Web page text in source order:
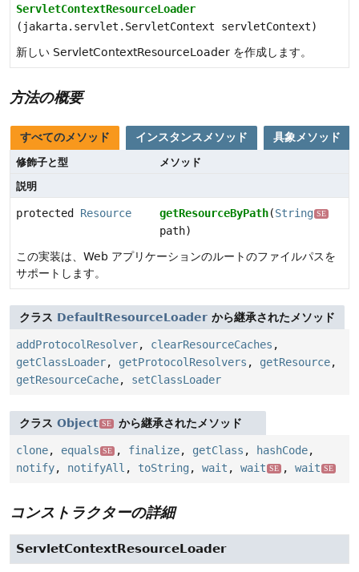
ServletContextResourceLoader
(jakarta.servlet.ServletContext servletContext)
新しい ServletContextResourceLoader を作成します。
方法の概要
すべてのメソッド インスタンスメソッド 具象メソッド
修飾子と型
メソッド
説明
protected Resource getResourceByPath(String SE
path)
この実装は、Web アプリケーションのルートのファイルパスを
サポートします。
クラス DefaultResourceLoader から継承されたメソッド
addProtocolResolver, clearResourceCaches ,
getClassLoader, getProtocolResolvers , getResource,
getResourceCache, setClassLoader
クラス Object SE から継承されたメソッド
clone, equals SE , finalize, getClass , hashCode,
notify, notifyAll , toString , wait , wait SE , wait SE
コンストラクターの詳細
ServletContextResourceLoader